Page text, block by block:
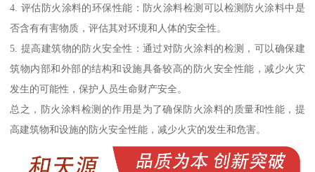
4. 评估防火涂料的环保性能：防火涂料检测可以检测防火涂料中是
否含有有害物质，评估其对环境和人体的安全性。
5. 提高建筑物的防火安全性：通过对防火涂料的检测，可以确保建
筑物内部和外部的结构和设施具备较高的防火安全性能，减少火灾
发生的可能性，保护人员生命财产安全。
总之，防火涂料检测的作用是为了确保防火涂料的质量和性能，提
高建筑物和设施的防火安全性能，减少火灾的发生和危害。